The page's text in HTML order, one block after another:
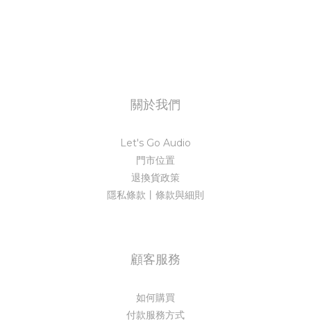
關於我們
Let's Go Audio
門市位置
退換貨政策
隱私條款丨條款與細則
顧客服務
如何購買
付款服務方式